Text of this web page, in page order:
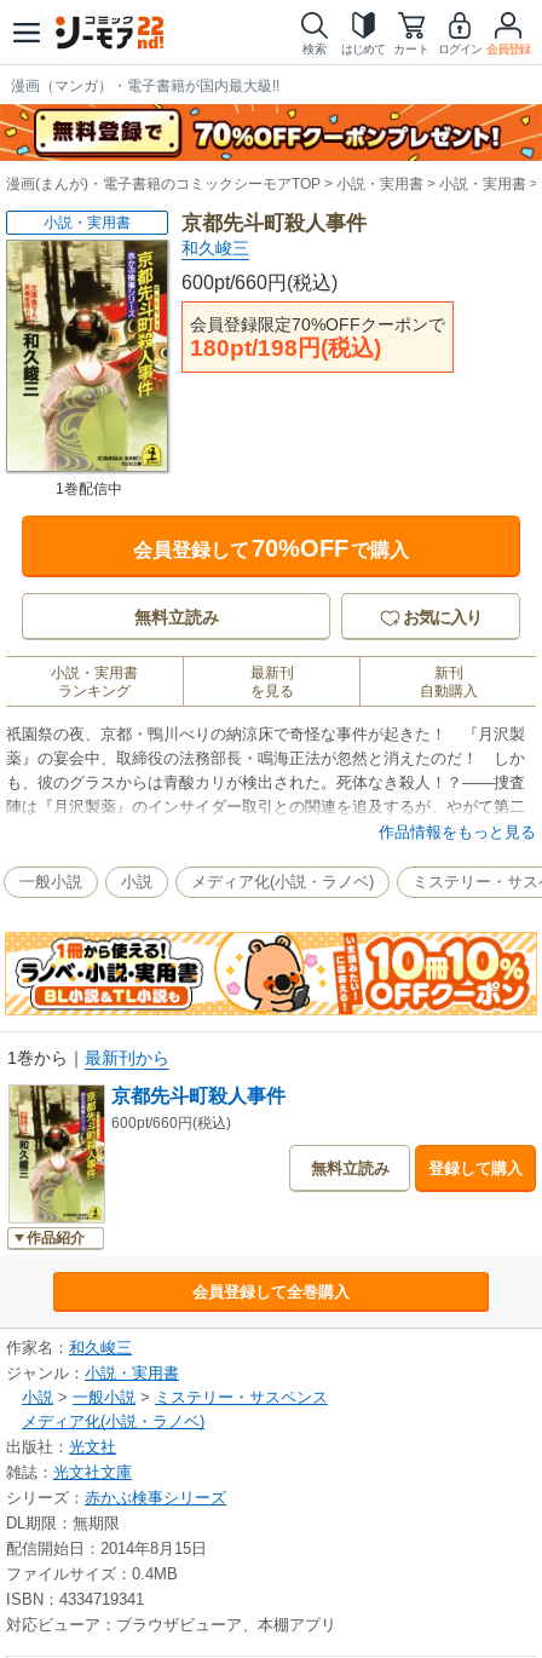
検索 はじめて カート ログイン 会員登録
漫画（マンガ）・電子書籍が国内最大級!!
漫画(まんが)・電子書籍のコミックシーモアTOP 小説・実用書 小説・実用書
京都先斗町殺人事件
和久峻三
600pt/660円(税込)
会員登録限定70%OFFクーポンで
180pt/198円(税込)
小説・実用書
1巻配信中
会員登録して70%OFFで購入
無料立読み お気に入り
小説・実用書
ランキング
最新刊
を見る
新刊
自動購入
祇園祭の夜、京都・鴨川べりの納涼床で奇怪な事件が起きた！ 『月沢製
薬』の宴会中、取締役の法務部長・鳴海正法が忽然と消えたのだ！ しか
も、彼のグラスからは青酸カリが検出された。死体なき殺人！？――捜査
陣は『月沢製薬』のインサイダー取引との関連を追及するが、やがて第二
作品情報をもっと見る
一般小説 小説 メディア化(小説・ラノベ) ミステリー・サ
1巻から ｜ 最新刊から
作品紹介
京都先斗町殺人事件
600pt/660円(税込)
無料立読み 登録して購入
会員登録して全巻購入
作家名： 和久峻三
ジャンル： 小説・実用書
小説 > 一般小説 > ミステリー・サスペンス
メディア化(小説・ラノベ)
出版社： 光文社
雑誌： 光文社文庫
シリーズ： 赤かぶ検事シリーズ
DL期限：無期限
配信開始日：2014年8月15日
ファイルサイズ：0.4MB
ISBN：4334719341
対応ビューア：ブラウザビューア、本棚アプリ